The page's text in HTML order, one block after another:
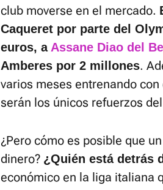
club moverse en el mercado.
Caqueret por parte del
euros, a Assane Diao del
Amberes por 2 millones.
varios meses entrenando
serán los únicos refuerzos
¿Pero cómo es posible que
dinero? ¿Quién está detrás
económico en la liga italiana